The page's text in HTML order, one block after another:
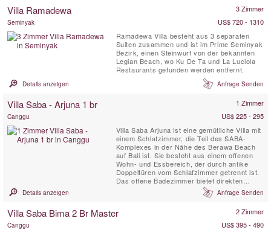
ist es mit einer spektakulären Aussicht auf
Villa Ramadewa 3 Zimmer
Seminyak
US$ 720 - 1310
Ramadewa Villa besteht aus 3 separaten
Suiten zusammen und ist im Prime Seminyak
Bezirk, einen Steinwurf von der bekannten
Legian Beach, wo Ku De Ta und La Luciola
Restaurants gefunden werden entfernt.
Details anzeigen Anfrage Senden
Villa Saba - Arjuna 1 br 1 Zimmer
Canggu
US$ 225 - 295
Villa Saba Arjuna ist eine gemütliche Villa mit
einem Schlafzimmer, die Teil des SABA-
Komplexes in der Nähe des Berawa Beach
auf Bali ist. Sie besteht aus einem offenen
Wohn- und Essbereich, der durch antike
Doppeltüren vom Schlafzimmer getrennt ist.
Das offene Badezimmer bietet direkten
Zugang zum 8-Meter-Pool im privaten
Garten. Die Villa verfügt über eine
geschmackvolle Villa ist ideal für ein Paar in
den Flitterwochen. Arjuna kann für ...
Details anzeigen Anfrage Senden
Villa Saba Bima 2 Br Master 2 Zimmer
Canggu
US$ 395 - 490